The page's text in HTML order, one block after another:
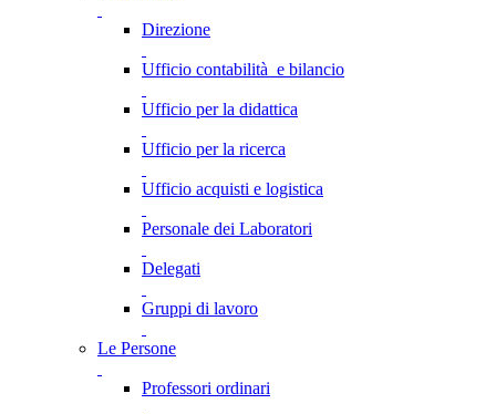
Direzione
Ufficio contabilità e bilancio
Ufficio per la didattica
Ufficio per la ricerca
Ufficio acquisti e logistica
Personale dei Laboratori
Delegati
Gruppi di lavoro
Le Persone
Professori ordinari